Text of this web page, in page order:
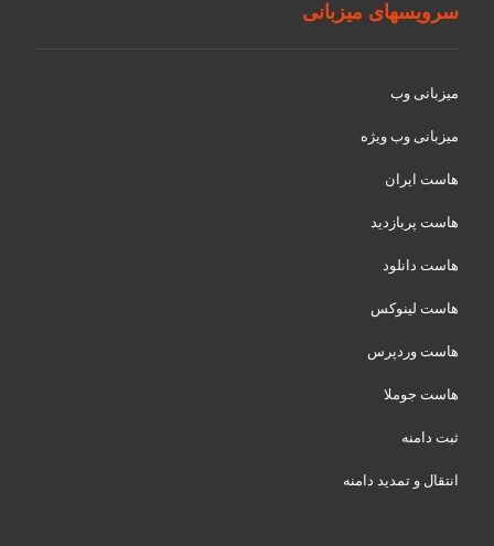
سرویسهای میزبانی
میزبانی وب
میزبانی وب ویژه
هاست ایران
هاست پربازدید
هاست دانلود
هاست لینوکس
هاست وردپرس
هاست جوملا
ثبت دامنه
انتقال و تمدید دامنه